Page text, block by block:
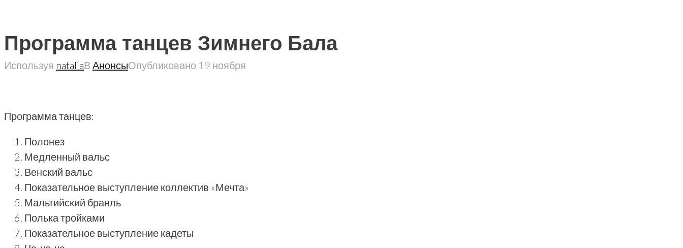
Программа танцев Зимнего Бала
Используя nataliaВ АнонсыОпубликовано 19 ноября
Программа танцев:
Полонез
Медленный вальс
Венский вальс
Показательное выступление коллектив «Мечта»
Мальтийский бранль
Полька тройками
Показательное выступление кадеты